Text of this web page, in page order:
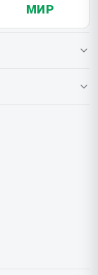
МИР